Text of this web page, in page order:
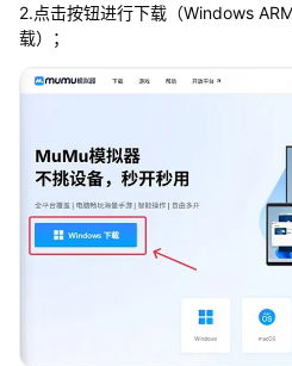
2.点击按钮进行下载（Windows
载）；